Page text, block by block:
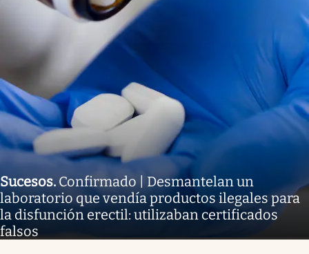
Sucesos. Confirmado | Desmantelan un
laboratorio que vendía productos ilegales para
la disfunción erectil: utilizaban certificados
falsos